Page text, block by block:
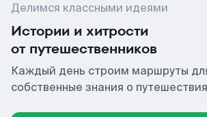
Делимся классными идеями
Истории и хитрости
от путешественников
Каждый день строим маршруты
собственные знания о